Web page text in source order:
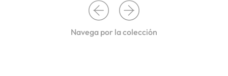
Navega por la colección